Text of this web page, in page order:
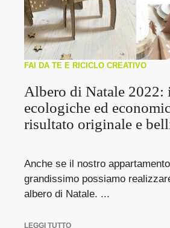
FAI DA TE E RICICLO CREATIVO
Albero di Natale 2022:
ecologiche ed
risultato originale e
Anche se il nostro
grandissimo possiamo
albero di Natale. ...
LEGGI TUTTO